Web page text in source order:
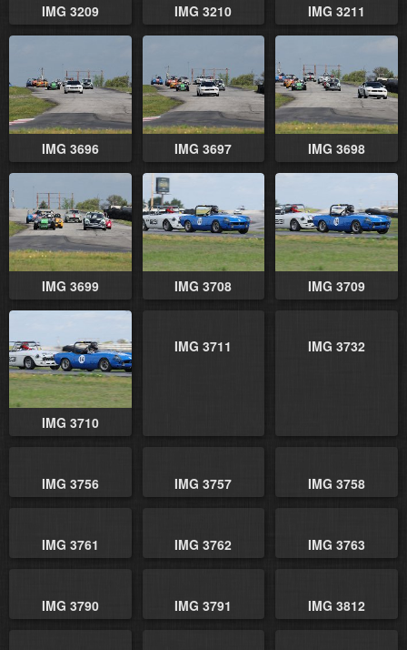
IMG 3209 IMG 3210 IMG 3211
IMG 3696 IMG 3697 IMG 3698
IMG 3699 IMG 3708 IMG 3709
IMG 3710
IMG 3711 IMG 3732
IMG 3756 IMG 3757 IMG 3758
IMG 3761 IMG 3762 IMG 3763
IMG 3790 IMG 3791 IMG 3812